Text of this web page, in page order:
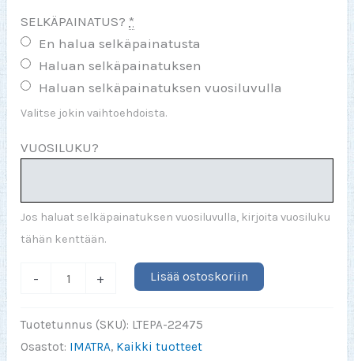
SELKÄPAINATUS? *
En halua selkäpainatusta
Haluan selkäpainatuksen
Haluan selkäpainatuksen vuosiluvulla
Valitse jokin vaihtoehdoista.
VUOSILUKU?
Jos haluat selkäpainatuksen vuosiluvulla, kirjoita vuosiluku
tähän kenttään.
-
Kulmien
+ Lisää ostoskoriin
Tuotetunnus (SKU): LTEPA-22475
Osastot: IMATRA, Kaikki tuotteet